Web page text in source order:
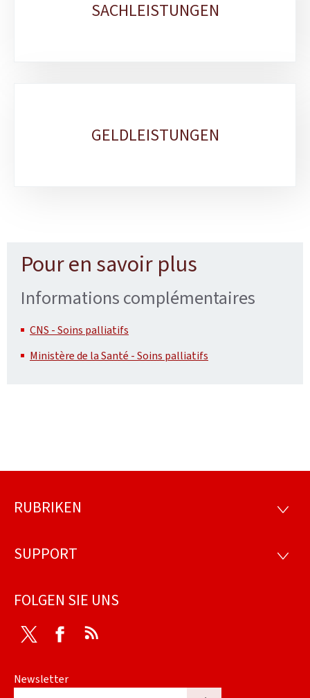
SACHLEISTUNGEN
GELDLEISTUNGEN
Pour en savoir plus
Informations complémentaires
CNS - Soins palliatifs
Ministère de la Santé - Soins palliatifs
Footer
RUBRIKEN
SUPPORT
FOLGEN SIE UNS
Twitter Facebook
Newsletter